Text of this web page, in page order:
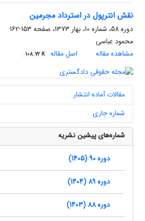
نقش انترپول در استرداد مجرمین
دوره 58، شماره 10، بهار 1373، صفحه
153-162
محمود عباسی
مشاهده مقاله
اصل مقاله 108.72 K
مقالات آماده انتشار
شماره جاری
شماره‌های پیشین نشریه
دوره 90 (1405)
دوره 89 (1404)
دوره 88 (1403)